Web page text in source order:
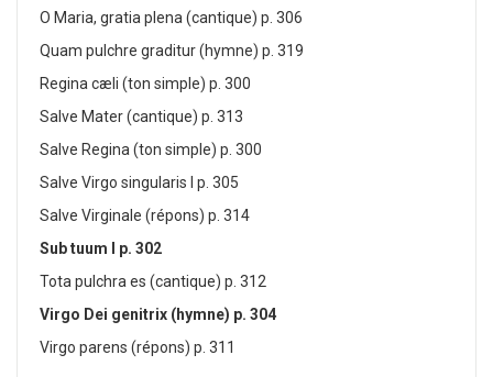
O Maria, gratia plena (cantique) p. 306
Quam pulchre graditur (hymne) p. 319
Regina cæli (ton simple) p. 300
Salve Mater (cantique) p. 313
Salve Regina (ton simple) p. 300
Salve Virgo singularis I p. 305
Salve Virginale (répons) p. 314
Sub tuum I p. 302
Tota pulchra es (cantique) p. 312
Virgo Dei genitrix (hymne) p. 304
Virgo parens (répons) p. 311